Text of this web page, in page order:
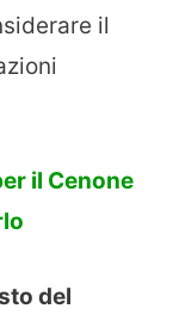
il
il Cenone
del